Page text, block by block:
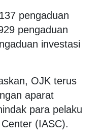
pengaduan
pengaduan
investasi
OJK terus
aparat
para pelaku
(IASC).